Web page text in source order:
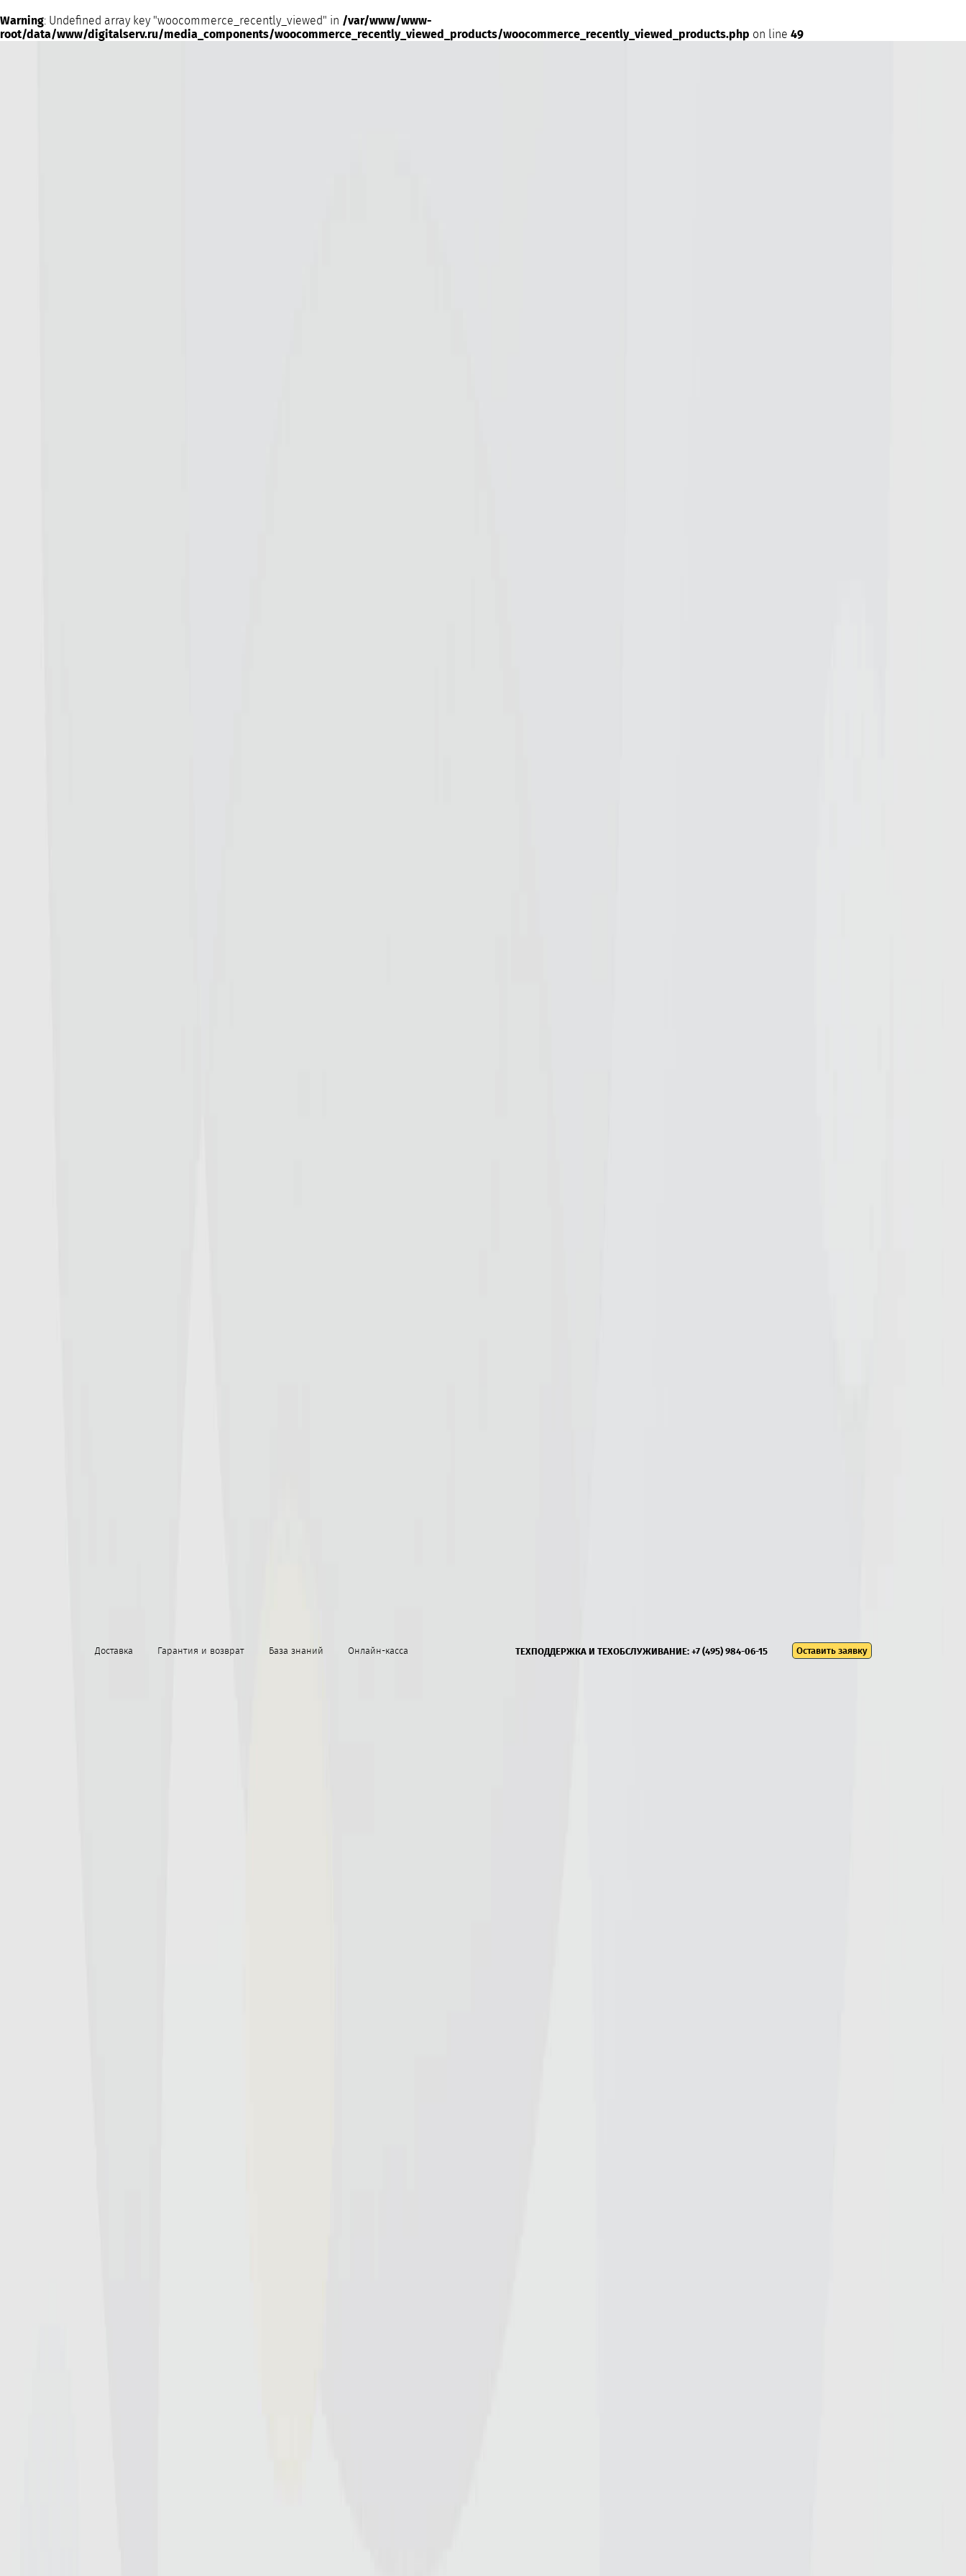
Warning: Undefined array key "woocommerce_recently_viewed" in /var/www/www-
root/data/www/digitalserv.ru/media_components/woocommerce_recently_viewed_products/woocommerce_recently_viewed_products.php on line 49
Доставка Гарантия и возврат База знаний Онлайн-касса ТЕХПОДДЕРЖКА И ТЕХОБСЛУЖИВАНИЕ: +7 (495) 984-06-15 Оставить заявку